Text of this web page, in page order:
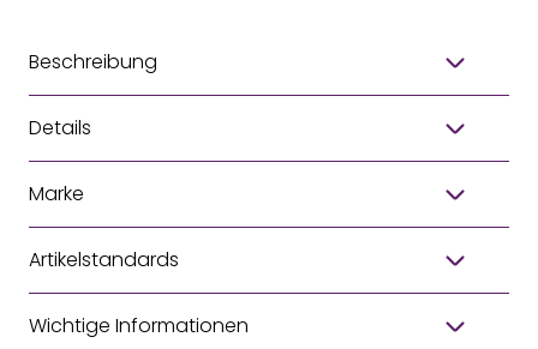
Beschreibung
Details
Marke
Artikelstandards
Wichtige Informationen